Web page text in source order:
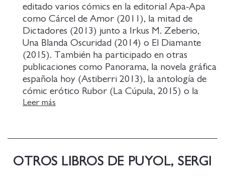
editado varios cómics en la editorial Apa-Apa
como Cárcel de Amor (2011), la mitad de
Dictadores (2013) junto a Irkus M. Zeberio,
Una Blanda Oscuridad (2014) o El Diamante
(2015). También ha participado en otras
publicaciones como Panorama, la novela gráfica
española hoy (Astiberri 2013), la antología de
cómic erótico Rubor (La Cúpula, 2015) o la
publicación lituana Kûs!.
Leer más
OTROS LIBROS DE PUYOL, SERGI